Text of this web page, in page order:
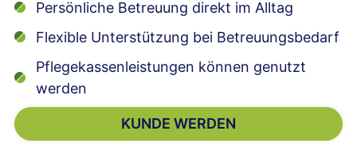
Persönliche Betreuung direkt im Alltag
Flexible Unterstützung bei Betreuungsbedarf
Pflegekassenleistungen können genutzt
werden
KUNDE WERDEN